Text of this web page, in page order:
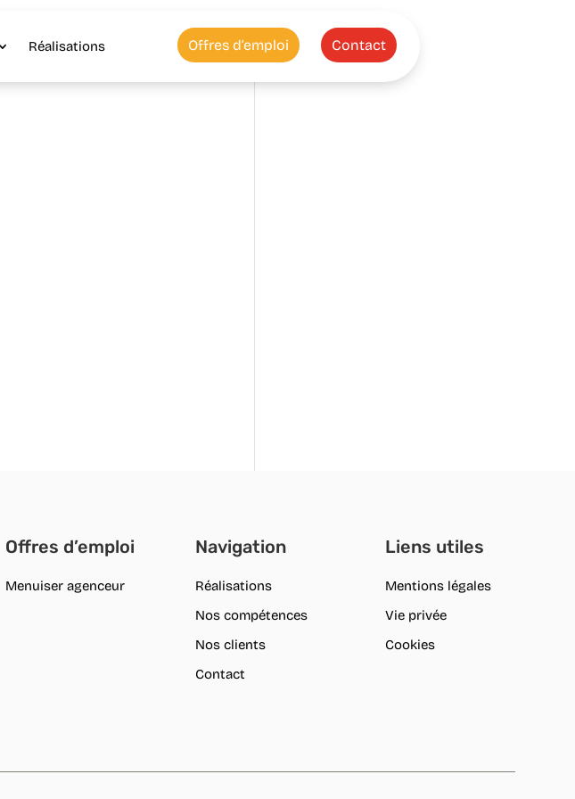
Réalisations Offres d’emploi Contact
Offres d’emploi
Menuiser agenceur
Navigation
Réalisations
Nos compétences
Nos clients
Contact
Liens utiles
Mentions légales
Vie privée
Cookies